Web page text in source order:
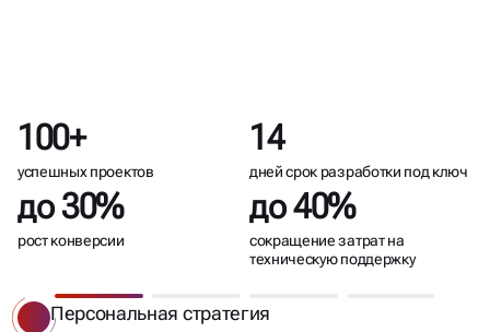
НА ТИЛЬДЕ
100+
успешных проектов
14
дней срок разработки под ключ
до 30%
рост конверсии
до 40%
сокращение затрат на
техническую поддержку
Персональная стратегия